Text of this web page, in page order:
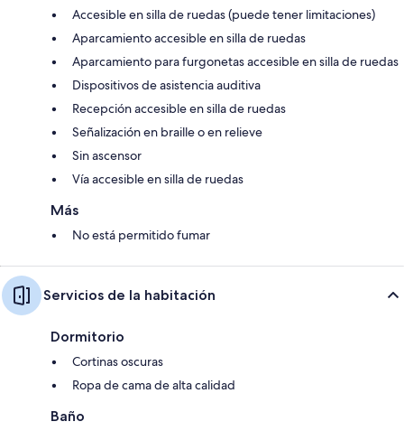
Accesible en silla de ruedas (puede tener limitaciones)
Aparcamiento accesible en silla de ruedas
Aparcamiento para furgonetas accesible en silla de ruedas
Dispositivos de asistencia auditiva
Recepción accesible en silla de ruedas
Señalización en braille o en relieve
Sin ascensor
Vía accesible en silla de ruedas
Más
No está permitido fumar
Servicios de la habitación
Dormitorio
Cortinas oscuras
Ropa de cama de alta calidad
Baño